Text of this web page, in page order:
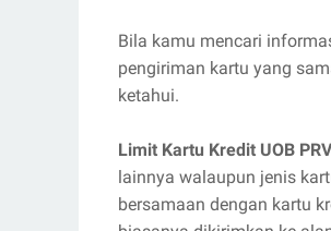
Bila kamu mencari
pengiriman kartu yang
ketahui.
Limit Kartu Kredit UOB
lainnya walaupun jenis
bersamaan dengan kartu